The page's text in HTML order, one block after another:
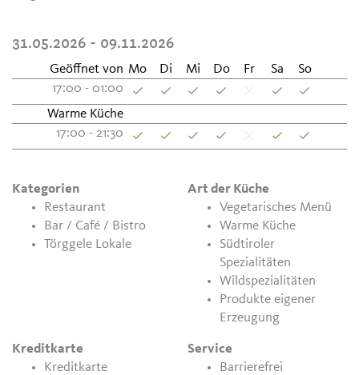
31.05.2026 - 09.11.2026
Geöffnet von Mo Di Mi Do Fr Sa
So
17:00 - 01:00
Warme Küche
17:00 - 21:30
Kategorien
Restaurant
Bar / Café / Bistro
Törggele Lokale
Art der Küche
Vegetarisches Menü
Warme Küche
Südtiroler
Spezialitäten
Wildspezialitäten
Produkte eigener
Erzeugung
Kreditkarte
Kreditkarte
Service
Barrierefrei